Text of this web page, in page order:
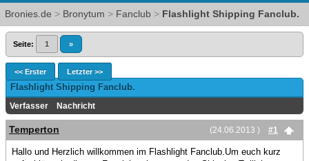
Bronies.de > Bronytum > Fanclub > Flashlight Shipping Fanclub.
Seite: 1 »
<< Erster Letzter >>
Flashlight Shipping Fanclub.
Verfasser Nachricht
(24.06.2013 ) #1
Temperton
Hallo und Herzlich willkommen im Flashlight Fanclub.Um euch kurz